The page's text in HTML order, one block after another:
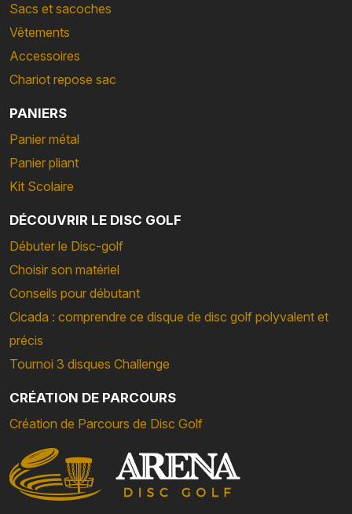
Sacs et sacoches
Vêtements
Accessoires
Chariot repose sac
PANIERS
Panier métal
Panier pliant
Kit Scolaire
DÉCOUVRIR LE DISC GOLF
Débuter le Disc-golf
Choisir son matériel
Conseils pour débutant
Cicada : comprendre ce disque de disc golf polyvalent et
précis
Tournoi 3 disques Challenge
CRÉATION DE PARCOURS
Création de Parcours de Disc Golf